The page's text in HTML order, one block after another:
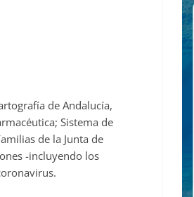
de Andalucía,
Sistema de
de la Junta de
-incluyendo los